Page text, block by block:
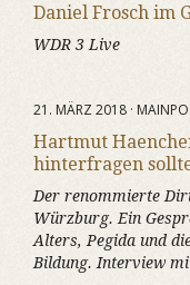
Daniel Frosch im
WDR 3 Live
21. MÄRZ 2018 ·
Hartmut
hinterfragen
Der renommierte
Würzburg. Ein
Alters, Pegida und
Bildung. Interview